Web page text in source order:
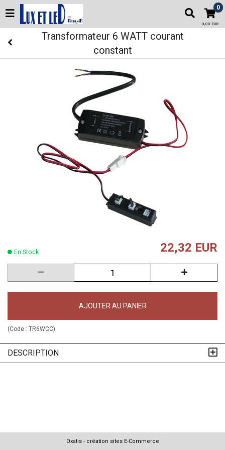
0
0,00 EUR
Transformateur 6 WATT courant
constant
En Stock 22,32 EUR
AJOUTER AU PANIER
(Code : TR6WCC)
DESCRIPTION
Oxatis - création sites E-Commerce